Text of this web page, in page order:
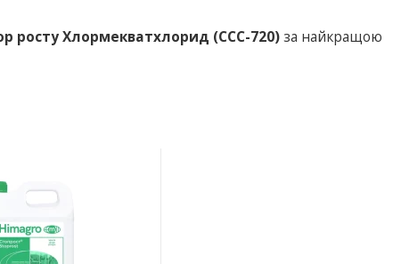
росту Хлормекватхлорид (ССС-720)за найкращою